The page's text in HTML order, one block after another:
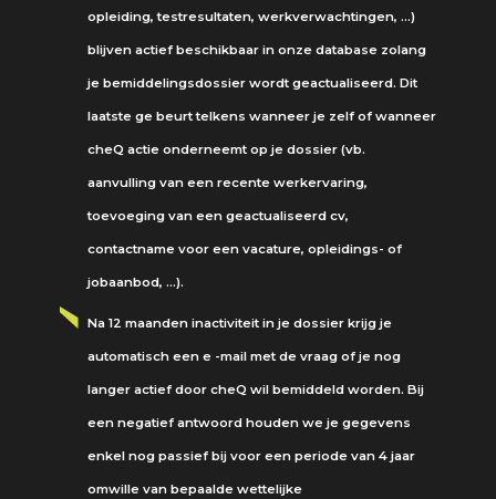
opleiding, testresultaten, werkverwachtingen, …)
blijven actief beschikbaar in onze database zolang
je bemiddelingsdossier wordt geactualiseerd. Dit
laatste ge beurt telkens wanneer je zelf of wanneer
cheQ actie onderneemt op je dossier (vb.
aanvulling van een recente werkervaring,
toevoeging van een geactualiseerd cv,
contactname voor een vacature, opleidings- of
jobaanbod, …).
Na 12 maanden inactiviteit in je dossier krijg je
automatisch een e -mail met de vraag of je nog
langer actief door cheQ wil bemiddeld worden. Bij
een negatief antwoord houden we je gegevens
enkel nog passief bij voor een periode van 4 jaar
omwille van bepaalde wettelijke